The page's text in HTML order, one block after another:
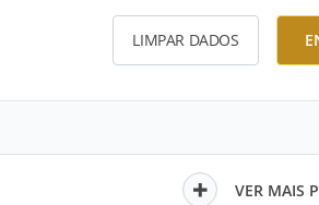
LIMPAR DADOS
VER MAIS